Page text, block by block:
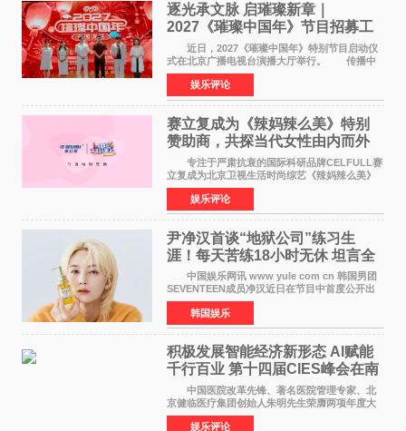
逐光承文脉 启璀璨新章｜
2027《璀璨中国年》节目招募工
作圆满启动
近日，2027《璀璨中国年》特别节目启动仪
式在北京广播电视台演播大厅举行。 传播中
华优秀传统文化，弘扬纯正国风艺术，打造高规
格、高质感、正能量的文艺盛典，是璀璨中国年
矢志不渝的初心
娱乐评论
赛立复成为《辣妈辣么美》特别
赞助商，共探当代女性由内而外
活力美
专注于严肃抗衰的国际科研品牌CELFULL赛
立复成为北京卫视生活时尚综艺《辣妈辣么美》
的特别赞助商,明星辣妈袁咏仪倾情参与，向广大
都市女性传递健康生活新主张，寄语当代女性在
家庭与自我之间
娱乐评论
尹净汉首谈“地狱公司”练习生
涯！每天苦练18小时无休 坦言全
靠成员撑过来
中国娱乐网讯 www yule com cn 韩国男团
SEVENTEEN成员净汉近日在节目中首度公开出
道前的残酷练习生经历，并提及经纪公司Pledis
娱乐，引发广泛关注。 在8月2日播出的日本
TBS综艺节目《周
韩国娱乐
积极发展智能经济新形态 Al赋能
千行百业 第十四届CIES峰会在南
京盛大召开
中国医院改革先锋、著名医院管理专家、北
京健临医疗集团创始人朱明先生荣膺两项年度大
奖 2026年7月31日，盛夏金陵，长江之畔，
以重落地·真务实·强链接为主题的2026&lsquo;人
娱乐评论